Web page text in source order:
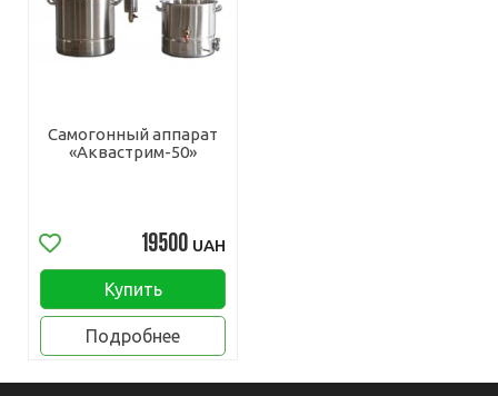
Самогонный аппарат
«Аквастрим-50»
19500 UAH
Купить
Подробнее